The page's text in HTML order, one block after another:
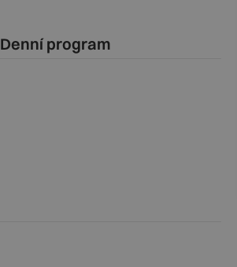
Denní program